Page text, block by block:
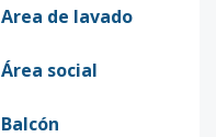
Area de lavado
Área social
Balcón